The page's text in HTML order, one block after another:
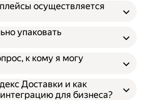
осуществляется
упаковать
к кому я могу
Доставки и как
для бизнеса?